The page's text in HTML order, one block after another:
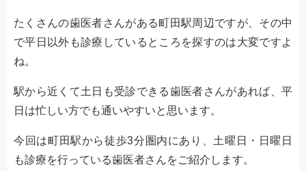
たくさんの歯医者さんがある町田駅周辺ですが、その中
で平日以外も診療しているところを探すのは大変ですよ
ね。
駅から近くて土日も受診できる歯医者さんがあれば、平
日は忙しい方でも通いやすいと思います。
今回は町田駅から徒歩3分圏内にあり、土曜日・日曜日
も診療を行っている歯医者さんをご紹介します。